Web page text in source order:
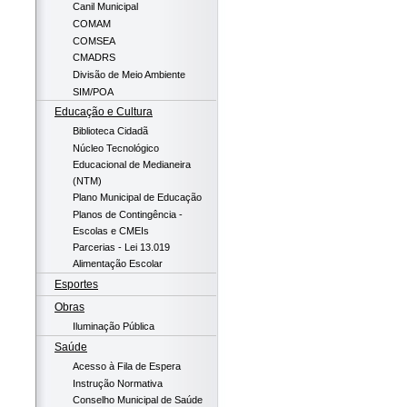
Canil Municipal
COMAM
COMSEA
CMADRS
Divisão de Meio Ambiente
SIM/POA
Educação e Cultura
Biblioteca Cidadã
Núcleo Tecnológico
Educacional de Medianeira
(NTM)
Plano Municipal de Educação
Planos de Contingência -
Escolas e CMEIs
Parcerias - Lei 13.019
Alimentação Escolar
Esportes
Obras
Iluminação Pública
Saúde
Acesso à Fila de Espera
Instrução Normativa
Conselho Municipal de Saúde